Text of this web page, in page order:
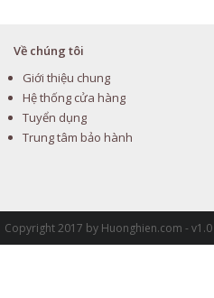
Về chúng tôi
Giới thiệu chung
Hệ thống cửa hàng
Tuyển dụng
Trung tâm bảo hành
Copyright 2017 by Huonghien.com - v1.0